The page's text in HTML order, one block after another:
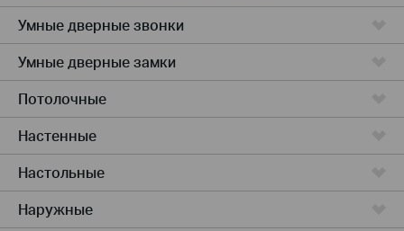
Умные дверные звонки
Умные дверные замки
Потолочные
Настенные
Настольные
Наружные